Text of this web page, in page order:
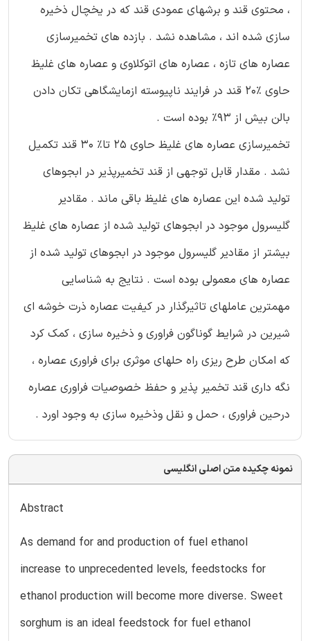
، محتوی قند و برشهای عمودی قند که در یخچال ذخیره
سازی شده اند ، مشاهده نشد . بازده های تخمیرسازی
عصاره های تازه ، عصاره های اتوکلاوی و عصاره های غلیظ
حاوی %20 قند در فرایند ناپیوسته ازمایشگاهی تکان دادن
بالن بیش از 93% بوده است .
تخمیرسازی عصاره های غلیظ حاوی 25 تا% 30 قند تکمیل
نشد . مقدار قابل توجهی از قند تخمیرپذیر در ابجوهای
تولید شده این عصاره های غلیظ باقی ماند . مقادیر
گلیسرول موجود در ابجوهای تولید شده از عصاره های غلیظ
بیشتر از مقادیر گلیسرول موجود در ابجوهای تولید شده از
عصاره های معمولی بوده است . نتایج به شناسایی
مهمترین عاملهای تاثیرگذار در کیفیت عصاره ذرت خوشه ای
شیرین در شرایط گوناگون فراوری و ذخیره سازی ، کمک کرد
که امکان طرح ریزی راه حلهای موثری برای فراوری عصاره ،
نگه داری قند تخمیر پذیر و حفظ خصوصیات فراوری عصاره
درحین فراوری ، حمل و نقل وذخیره سازی به وجود اورد .
نمونه چکیده متن اصلی انگلیسی
Abstract
As demand for and production of fuel ethanol
increase to unprecedented levels, feedstocks for
ethanol production will become more diverse. Sweet
sorghum is an ideal feedstock for fuel ethanol